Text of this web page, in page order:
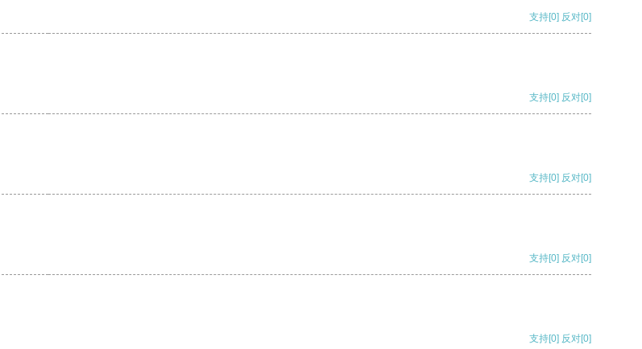
支持[0] 反对[0]
支持[0] 反对[0]
支持[0] 反对[0]
支持[0] 反对[0]
支持[0] 反对[0]